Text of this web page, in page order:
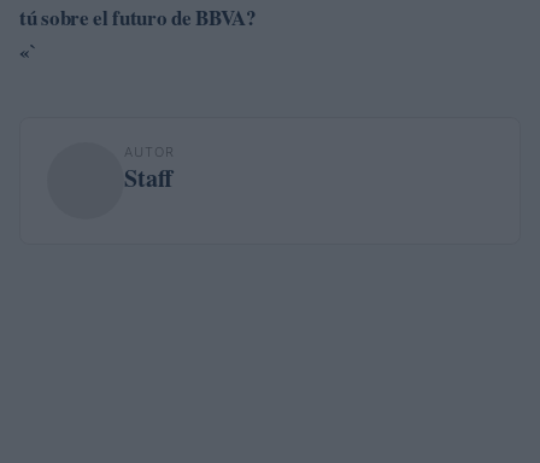
tú sobre el futuro de BBVA?
«`
AUTOR
Staff